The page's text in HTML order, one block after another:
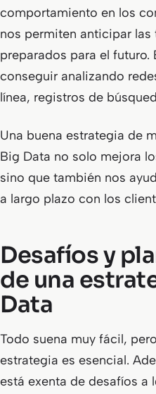
comportamiento en los
nos permiten anticipar las
preparados para el futuro.
conseguir analizando
línea, registros de
Una buena estrategia de
Big Data no solo mejora
sino que también nos
a largo plazo con los
Desafíos y
de una
Data
Todo suena muy fácil,
estrategia es esencial.
está exenta de desafíos a